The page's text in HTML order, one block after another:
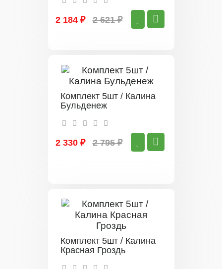
2 184 ₽ 2 621 ₽
Комплект 5шт / Калина
Бульденеж
2 330 ₽ 2 795 ₽
Комплект 5шт / Калина
Красная Гроздь